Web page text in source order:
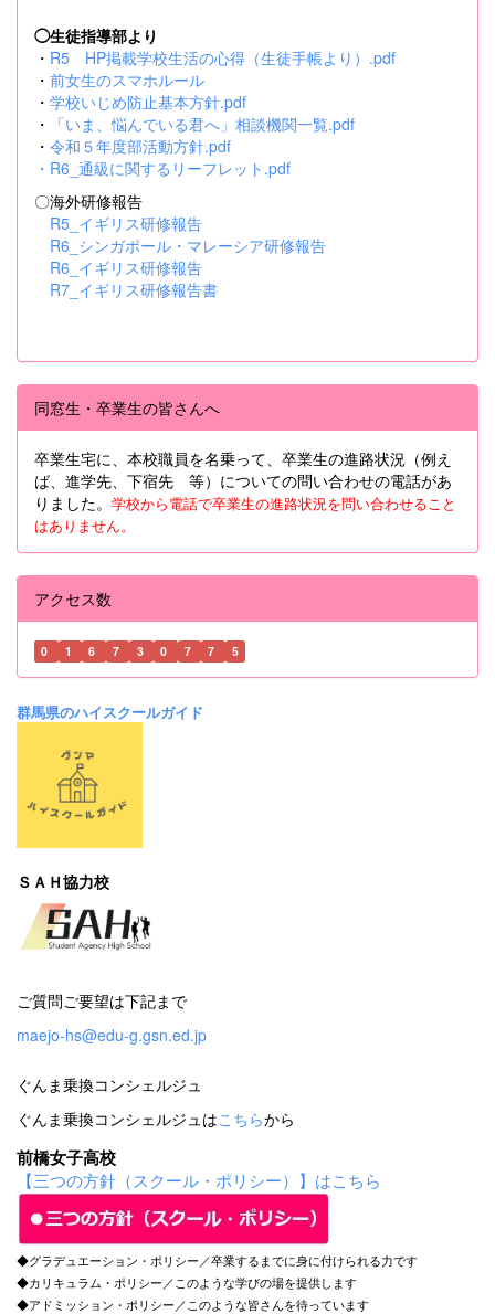
◯生徒指導部より
・ R5 HP掲載学校生活の心得（生徒手帳より）.pdf
・ 前女生のスマホルール
・ 学校いじめ防止基本方針.pdf
・
「いま、悩んでいる君へ」相談機関一覧.pdf
・ 令和５年度部活動方針.pdf
・ R6_通級に関するリーフレット.pdf
〇海外研修報告
R5_イギリス研修報告
R6_シンガポール・マレーシア研修報告
R6_イギリス研修報告
R7_イギリス研修報告書
同窓生・卒業生の皆さんへ
卒業生宅に、本校職員を名乗って、卒業生の進路状況（例え
ば、進学先、下宿先 等）についての問い合わせの電話があ
りました。 学校から電話で卒業生の進路状況を問い合わせること
はありません。
アクセス数
0 1 6 7 3 0 7 7 5
群馬県のハイスクールガイド
ＳＡＨ協力校
ご質問ご要望は下記まで
maejo-hs@edu-g.gsn.ed.jp
ぐんま乗換コンシェルジュ
ぐんま乗換コンシェルジュはこちらから
前橋女子高校
【三つの方針（スクール・ポリシー）】はこちら
◆グラデュエーション・ポリシー／卒業するまでに身に付けられる力です
◆カリキュラム・ポリシー／このような学びの場を提供します
◆アドミッション・ポリシー／このような皆さんを待っています